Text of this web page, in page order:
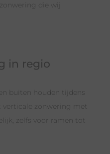
die wij
in regio
buiten houden tijdens
verticale zonwering met
zelfs voor ramen tot